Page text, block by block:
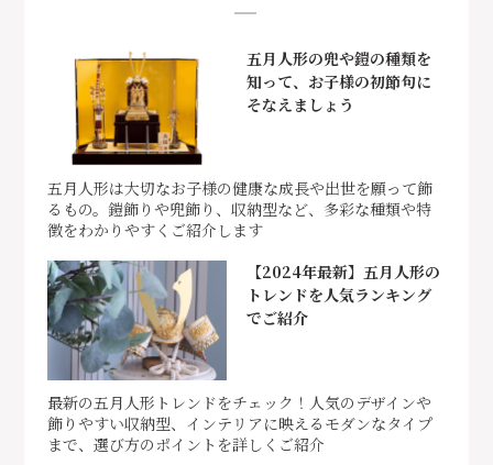
五月人形の兜や鎧の種類を
知って、お子様の初節句に
そなえましょう
五月人形は大切なお子様の健康な成長や出世を願って飾
るもの。鎧飾りや兜飾り、収納型など、多彩な種類や特
徴をわかりやすくご紹介します
【2024年最新】五月人形の
トレンドを人気ランキング
でご紹介
最新の五月人形トレンドをチェック！人気のデザインや
飾りやすい収納型、インテリアに映えるモダンなタイプ
まで、選び方のポイントを詳しくご紹介